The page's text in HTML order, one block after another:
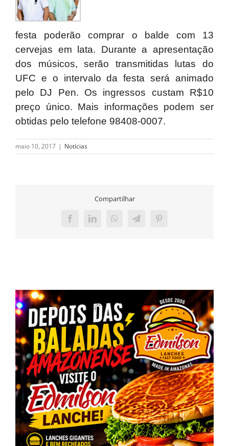
festa poderão comprar o balde com 13
cervejas em lata. Durante a apresentação
dos músicos, serão transmitidas lutas do
UFC e o intervalo da festa será animado
pelo DJ Pen. Os ingressos custam R$10
preço único. Mais informações podem ser
obtidas pelo telefone 98408-0007.
maio 10, 2017 | Notícias
Compartilhar
FacebookLinkedInWhatsAppTelegramPinterest